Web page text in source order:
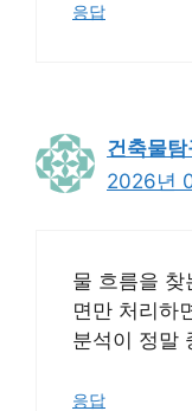
응답
건축물탐
2026년
물 흐름을 찾
면만 처리하
분석이 정말
응답